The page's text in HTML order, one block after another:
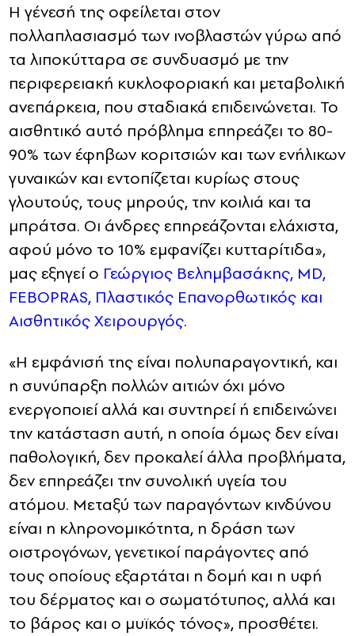
Η γένεσή της οφείλεται στον
πολλαπλασιασμό των ινοβλαστών γύρω από
τα λιποκύτταρα σε συνδυασμό με την
περιφερειακή κυκλοφοριακή και μεταβολική
ανεπάρκεια, που σταδιακά επιδεινώνεται. Το
αισθητικό αυτό πρόβλημα επηρεάζει το 80-
90% των έφηβων κοριτσιών και των ενήλικων
γυναικών και εντοπίζεται κυρίως στους
γλουτούς, τους μηρούς, την κοιλιά και τα
μπράτσα. Οι άνδρες επηρεάζονται ελάχιστα,
αφού μόνο το 10% εμφανίζει κυτταρίτιδα»,
μας εξηγεί ο Γεώργιος Βελημβασάκης, MD,
FEBOPRAS, Πλαστικός Επανορθωτικός και
Αισθητικός Χειρουργός.
«Η εμφάνισή της είναι πολυπαραγοντική, και
η συνύπαρξη πολλών αιτιών όχι μόνο
ενεργοποιεί αλλά και συντηρεί ή επιδεινώνει
την κατάσταση αυτή, η οποία όμως δεν είναι
παθολογική, δεν προκαλεί άλλα προβλήματα,
δεν επηρεάζει την συνολική υγεία του
ατόμου. Μεταξύ των παραγόντων κινδύνου
είναι η κληρονομικότητα, η δράση των
οιστρογόνων, γενετικοί παράγοντες από
τους οποίους εξαρτάται η δομή και η υφή
του δέρματος και ο σωματότυπος, αλλά και
το βάρος και ο μυϊκός τόνος», προσθέτει.